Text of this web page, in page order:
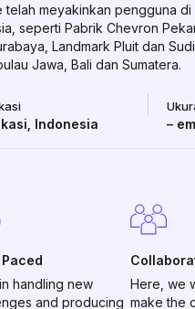
meyakinkan pengguna
seperti Pabrik Chevron
Landmark Pluit dan
Jawa, Bali dan Sumatera.
Indonesia –
handling new
and producing
Here, we
make the